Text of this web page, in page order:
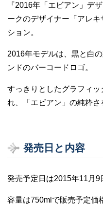
『2016年「エビアン」デ
ークのデザイナー「アレ
ション。
2016年モデルは、黒と白
ンドのバーコードロゴ。
すっきりとしたグラフィ
れ、「エビアン」の純粋さ
発売日と内容
発売予定日は2015年11月9
容量は750mlで販売予定価